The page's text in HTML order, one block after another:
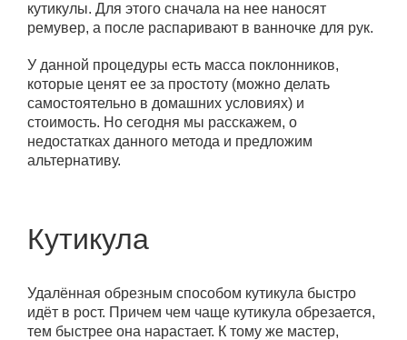
кутикулы. Для этого сначала на нее наносят
ремувер, а после распаривают в ванночке для рук.
У данной процедуры есть масса поклонников,
которые ценят ее за простоту (можно делать
самостоятельно в домашних условиях) и
стоимость. Но сегодня мы расскажем, о
недостатках данного метода и предложим
альтернативу.
Кутикула
Удалённая обрезным способом кутикула быстро
идёт в рост. Причем чем чаще кутикула обрезается,
тем быстрее она нарастает. К тому же мастер,